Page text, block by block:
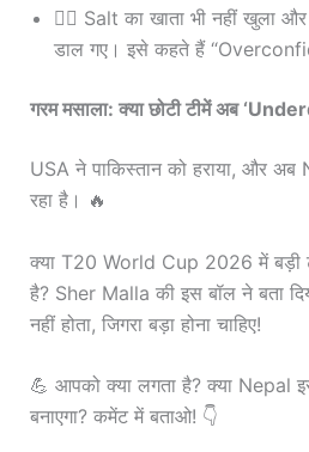
🤦‍♂️ Salt का खाता भी नहीं खुला
डाल गए। इसे कहते हैं
गरम मसाला: क्या छोटी टीमें अब
USA ने पाकिस्तान को हराया, और
रहा है। 🔥
क्या T20 World Cup 2026 में बड़ी
है? Sher Malla की इस बॉल ने बता
नहीं होता, जिगरा बड़ा होना चाहिए!
💪 आपको क्या लगता है? क्या Nepal
बनाएगा? कमेंट में बताओ! 👇